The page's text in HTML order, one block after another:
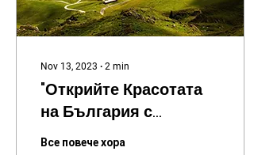
Nov 13, 2023 ∙ 2 min
"Открийте Красотата
на България с
Кемперван: Топ 10
Все повече хора